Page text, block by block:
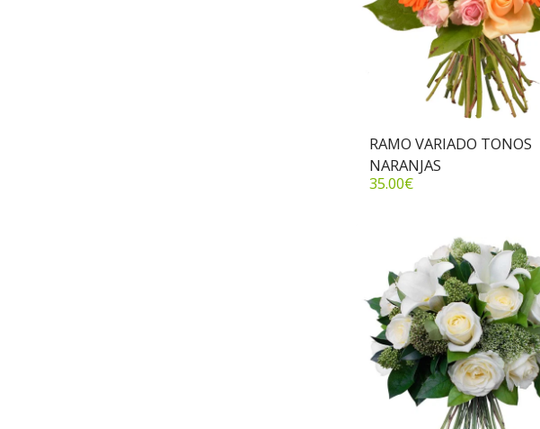
RAMO VARIADO TONOS
NARANJAS
35.00€